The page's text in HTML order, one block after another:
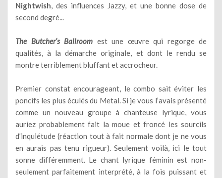
Nightwish, des influences Jazzy, et une bonne dose de
second degré...
The Butcher’s Ballroom est une œuvre qui regorge de
qualités, à la démarche originale, et dont le rendu se
montre terriblement bluffant et accrocheur.
Premier constat encourageant, le combo sait éviter les
poncifs les plus éculés du Metal. Si je vous l’avais présenté
comme un nouveau groupe à chanteuse lyrique, vous
auriez probablement fait la moue et froncé les sourcils
d’inquiétude (réaction tout à fait normale dont je ne vous
en aurais pas tenu rigueur). Seulement voilà, ici le tout
sonne différemment. Le chant lyrique féminin est non-
seulement parfaitement interprété, à la fois puissant et